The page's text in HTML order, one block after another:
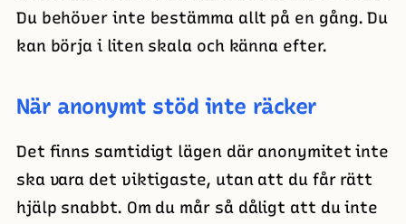
Du behöver inte bestämma allt på en gång. Du
kan börja i liten skala och känna efter.
När anonymt stöd inte räcker
Det finns samtidigt lägen där anonymitet inte
ska vara det viktigaste, utan att du får rätt
hjälp snabbt. Om du mår så dåligt att du inte